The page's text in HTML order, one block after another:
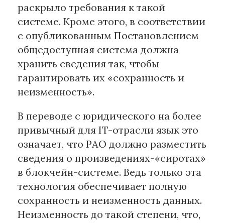
раскрыло требования к такой
системе. Кроме этого, в соответствии
с опубликованным Постановлением
общедоступная система должна
хранить сведения так, чтобы
гарантировать их «сохранность и
неизменность».
В переводе с юридического на более
привычный для IT-отрасли язык это
означает, что РАО должно разместить
сведения о произведениях-«сиротах»
в блокчейн-системе. Ведь только эта
технология обеспечивает полную
сохранность и неизменность данных.
Неизменность до такой степени, что,